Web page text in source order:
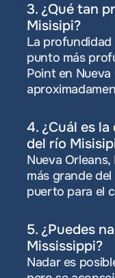
3. ¿Qué tan
Misisipi?
La profundidad
punto más
Point en
4. ¿Cuál es
del río
Nueva Orleans,
más grande
puerto para el
5. ¿Puedes
Mississippi?
Nadar es